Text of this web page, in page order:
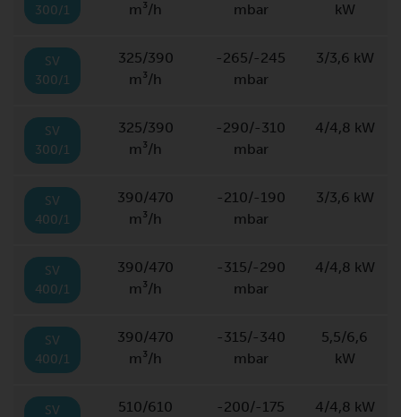
300/1
m³/h
mbar
kW
SV
300/1
325/390
m³/h
-265/-245
mbar
3/3,6 kW
SV
300/1
325/390
m³/h
-290/-310
mbar
4/4,8 kW
SV
400/1
390/470
m³/h
-210/-190
mbar
3/3,6 kW
SV
400/1
390/470
m³/h
-315/-290
mbar
4/4,8 kW
SV
400/1
390/470
m³/h
-315/-340
mbar
5,5/6,6
kW
SV
510/610
-200/-175
4/4,8 kW